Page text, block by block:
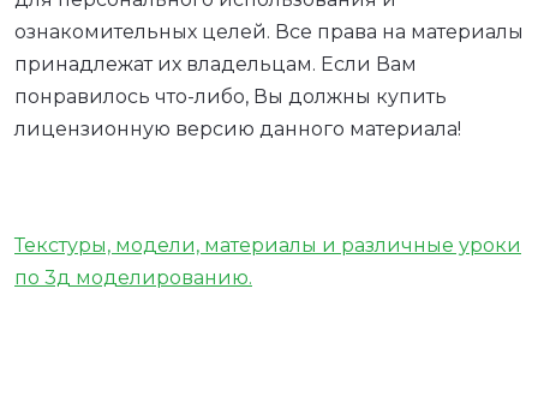
ознакомительных целей. Все права на материалы
принадлежат их владельцам. Если Вам
понравилось что-либо, Вы должны купить
лицензионную версию данного материала!
Текстуры, модели, материалы и различные уроки
по 3д моделированию.